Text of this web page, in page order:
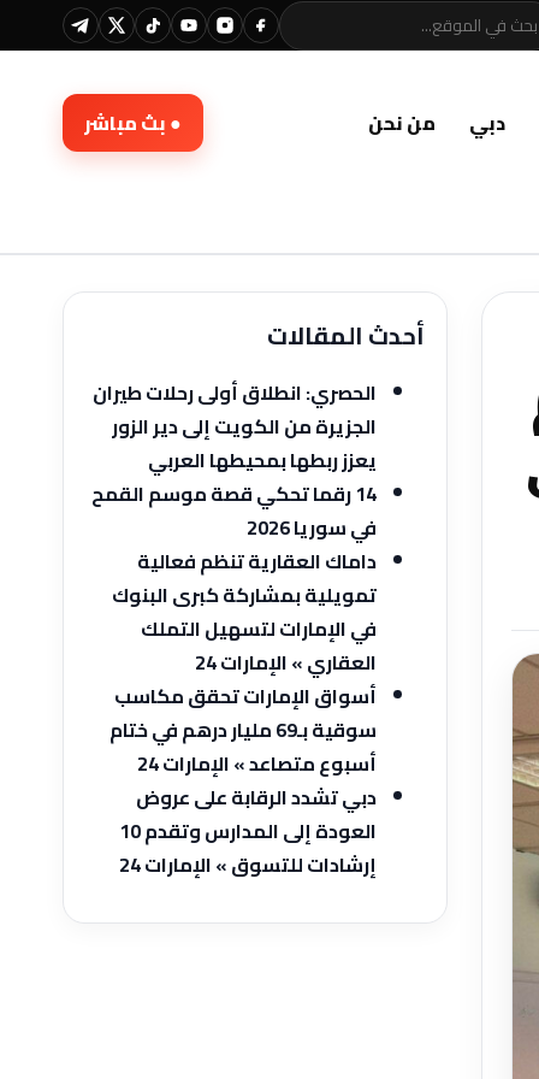
دبي من نحن ● بث مباشر
أحدث المقالات
الحصري: انطلاق أولى رحلات طيران
الجزيرة من الكويت إلى دير الزور
يعزز ربطها بمحيطها العربي
14 رقما تحكي قصة موسم القمح
في سوريا 2026
داماك العقارية تنظم فعالية
تمويلية بمشاركة كبرى البنوك
في الإمارات لتسهيل التملك
العقاري » الإمارات 24
أسواق الإمارات تحقق مكاسب
سوقية بـ69 مليار درهم في ختام
أسبوع متصاعد » الإمارات 24
دبي تشدد الرقابة على عروض
العودة إلى المدارس وتقدم 10
إرشادات للتسوق » الإمارات 24